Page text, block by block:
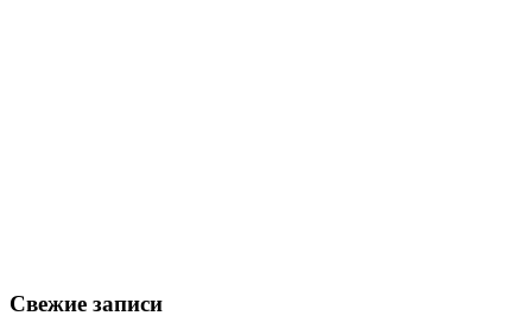
Свежие записи